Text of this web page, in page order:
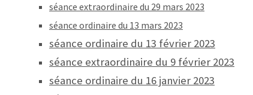
séance extraordinaire du 29 mars 2023
séance ordinaire du 13 mars 2023
séance ordinaire du 13 février 2023
séance extraordinaire du 9 février 2023
séance ordinaire du 16 janvier 2023